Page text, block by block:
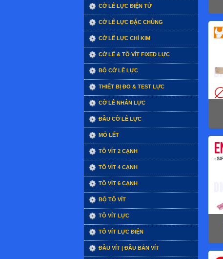
CỜ LÊ LỰC ĐIỆN TỬ
CỜ LÊ LỰC ĐẶC CHỦNG
CỜ LÊ LỰC CHỈ KIM
CỜ LÊ & TÔ VÍT FIXED LỰC
BỘ CỜ LÊ LỰC
THIẾT BỊ ĐO & TEST LỰC
CỜ LÊ NHÂN LỰC
ĐẦU CỜ LÊ LỰC
MỎ LẾT
TÔ VÍT 2 CẠNH
TÔ VÍT 4 CẠNH
TÔ VÍT 6 CẠNH
BỘ TÔ VÍT
TÔ VÍT LỰC
TÔ VÍT LỰC ĐIỆN
ĐẦU VÍT | ĐẦU BẮN VÍT